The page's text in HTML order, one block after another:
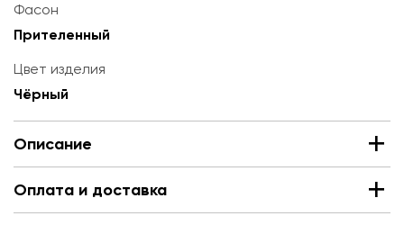
Фасон
Прителенный
Цвет изделия
Чёрный
Описание
Оплата и доставка